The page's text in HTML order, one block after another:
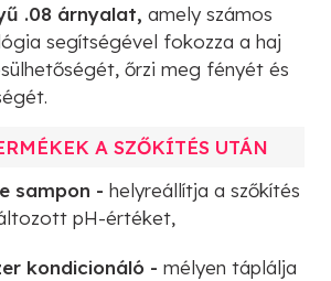
.08 árnyalat, amely számos
segítségével fokozza a haj
őrzi meg fényét és
A SZŐKÍTÉS UTÁN
sampon - helyreállítja a szőkítés
pH-értéket,
kondicionáló - mélyen táplálja